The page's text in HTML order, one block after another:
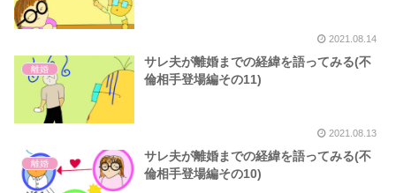
2021.08.14
離婚
サレ夫が離婚までの経緯を語ってみる(不
倫相手登場編その11)
2021.08.13
離婚
サレ夫が離婚までの経緯を語ってみる(不
倫相手登場編その10)